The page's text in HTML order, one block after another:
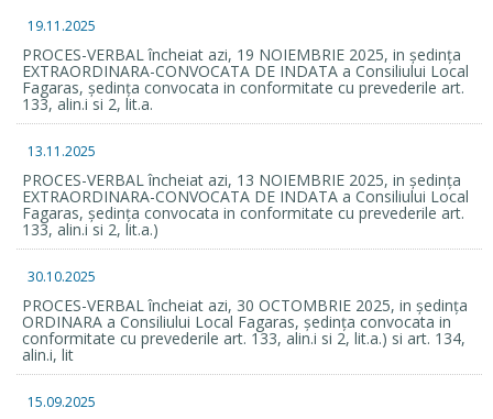
19.11.2025
PROCES-VERBAL încheiat azi, 19 NOIEMBRIE 2025, in ședința
EXTRAORDINARA-CONVOCATA DE INDATA a Consiliului Local
Fagaras, ședința convocata in conformitate cu prevederile art.
133, alin.i si 2, lit.a.
13.11.2025
PROCES-VERBAL încheiat azi, 13 NOIEMBRIE 2025, in ședința
EXTRAORDINARA-CONVOCATA DE INDATA a Consiliului Local
Fagaras, ședința convocata in conformitate cu prevederile art.
133, alin.i si 2, lit.a.)
30.10.2025
PROCES-VERBAL încheiat azi, 30 OCTOMBRIE 2025, in ședința
ORDINARA a Consiliului Local Fagaras, ședința convocata in
conformitate cu prevederile art. 133, alin.i si 2, lit.a.) si art. 134,
alin.i, lit
15.09.2025